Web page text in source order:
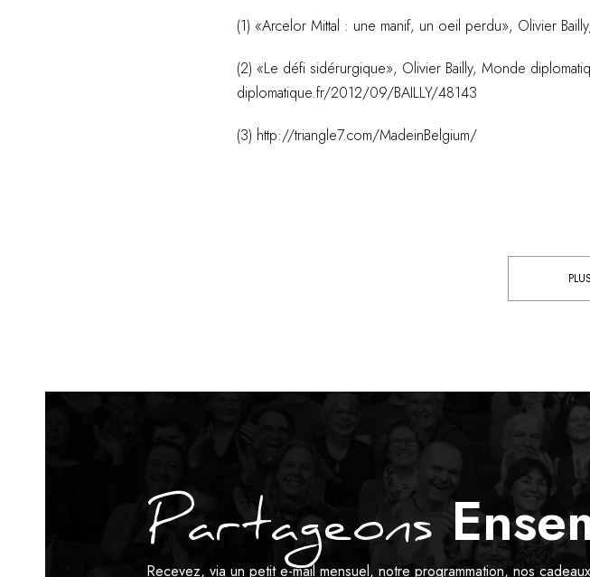
(1) «Arcelor Mittal : une manif, un oeil perdu», Olivier
(2) «Le défi sidérurgique», Olivier Bailly, Monde
diplomatique.fr/2012/09/BAILLY/48143
(3) http://triangle7.com/MadeinBelgium/
Partageons
Recevez, via un petit e-mail mensuel, notre programmation, nos cadeaux